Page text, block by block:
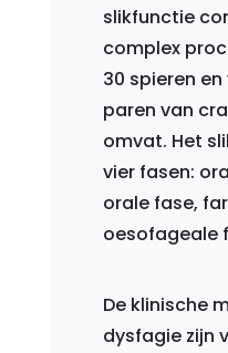
slikfunctie
complex
30 spieren
paren van
omvat. Het
vier fasen:
orale fase,
oesofageale
De klinische
dysfagie zijn